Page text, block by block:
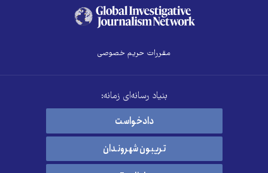
مقررات حریم خصوصی
بنیاد رسانه‌ای زمانه:
دادخواست
تریبون شهروندان